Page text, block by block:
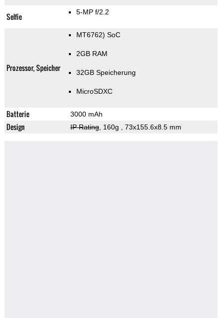
Selfie 5-MP f/2.2
Prozessor, Speicher
MT6762) SoC
2GB RAM
32GB Speicherung
MicroSDXC
Batterie 3000 mAh
Design IP Rating, 160g , 73x155.6x8.5 mm